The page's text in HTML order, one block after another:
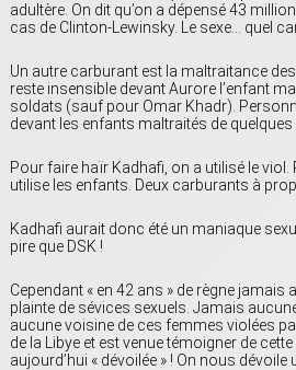
adultère. On dit qu’on a dépensé 43
cas de Clinton-Lewinsky. Le sexe… quel
Un autre carburant est la maltraitance
reste insensible devant Aurore l’enfant
soldats (sauf pour Omar Khadr).
devant les enfants maltraités de
Pour faire haïr Kadhafi, on a utilisé le
utilise les enfants. Deux carburants à
Kadhafi aurait donc été un maniaque
pire que DSK !
Cependant « en 42 ans » de règne jamais
plainte de sévices sexuels. Jamais
aucune voisine de ces femmes violées
de la Libye et est venue témoigner de
aujourd’hui « dévoilée » ! On nous dévoile